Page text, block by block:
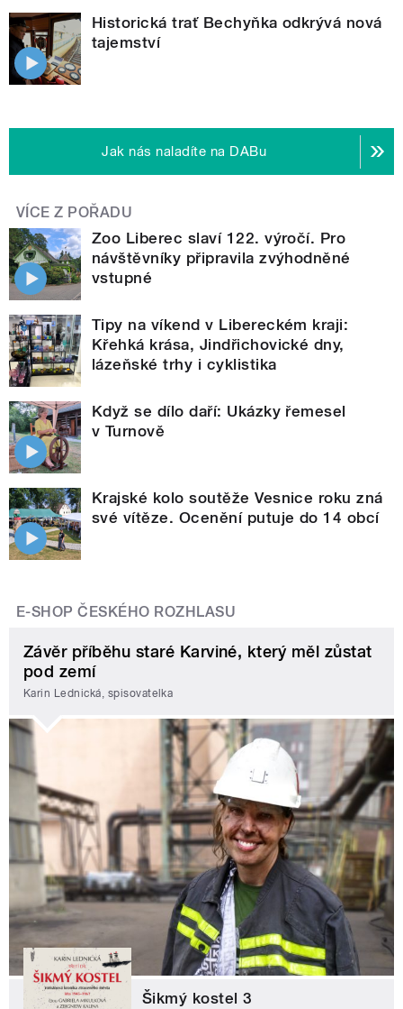
Historická trať Bechyňka odkrývá nová
tajemství
Jak nás naladíte na DABu
VÍCE Z POŘADU
Zoo Liberec slaví 122. výročí. Pro
návštěvníky připravila zvýhodněné
vstupné
Tipy na víkend v Libereckém kraji:
Křehká krása, Jindřichovické dny,
lázeňské trhy i cyklistika
Když se dílo daří: Ukázky řemesel
v Turnově
Krajské kolo soutěže Vesnice roku zná
své vítěze. Ocenění putuje do 14 obcí
E-SHOP ČESKÉHO ROZHLASU
Závěr příběhu staré Karviné, který měl zůstat
pod zemí
Karin Lednická, spisovatelka
Šikmý kostel 3